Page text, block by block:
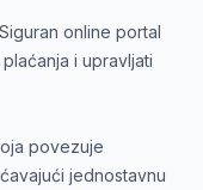
Siguran online portal
i upravljati
povezuje
jednostavnu